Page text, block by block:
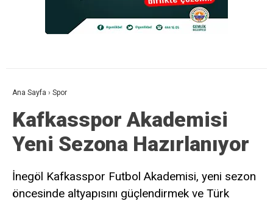
Ana Sayfa › Spor
Kafkasspor Akademisi
Yeni Sezona Hazırlanıyor
İnegöl Kafkasspor Futbol Akademisi, yeni sezon
öncesinde altyapısını güçlendirmek ve Türk